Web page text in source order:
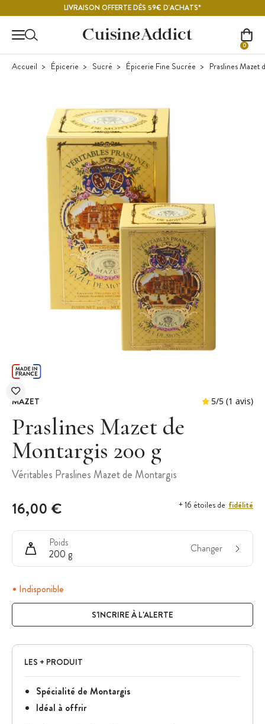
LIVRAISON OFFERTE DÈS 59€ D'ACHATS*
0
Accueil Épicerie Sucré Épicerie Fine Sucrée Praslines Mazet
MAZET
Praslines Mazet de
Montargis 200 g
Véritables Praslines Mazet de Montargis
16,00 € + 16 étoiles de fidélité
Poids
200 g
Changer
Indisponible
S'INCRIRE À L'ALERTE
LES + PRODUIT
Spécialité de Montargis
Idéal à offrir